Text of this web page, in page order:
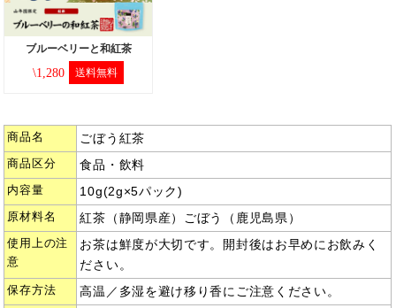
商品名 ごぼう紅茶
商品区分 食品・飲料
内容量 10g(2g×5パック)
原材料名 紅茶（静岡県産）ごぼう（鹿児島県）
使用上の注
意
お茶は鮮度が大切です。開封後はお早めにお飲みく
ださい。
保存方法 高温／多湿を避け移り香にご注意ください。